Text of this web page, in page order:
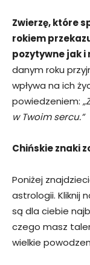
Zwierzę, które
rokiem
pozytywne jak i
danym roku
wpływa na ich
powiedzeniem:
w Twoim sercu.”
Chińskie znaki
Poniżej
astrologii. Kliknij
są dla ciebie
czego masz
wielkie